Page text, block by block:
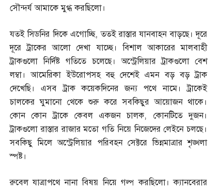
সৌন্দর্য আমাকে মুগ্ধ করছিলো।
যতই সিডনির দিকে এগোচ্ছি,ততই রাস্তার যানবাহন বাড়ছে। দূরে
দূরে ট্রাকের আলো দেখা যাচ্ছে। বিশাল আকারের মালবাহী
ট্রাকগুলো নির্দিষ্ট গতিতে চলেছে। অস্ট্রেলিয়ার ট্রাকগুলো বেশ
লম্বা। আমেরিকা ইউরোপসহ বহু দেশেই এমন বড় বড় ট্রাক
দেখেছি। এসব ট্রাক কয়েকদিনের জন্য পথে নামে। ট্রাকেই
চালকের ঘুমানো থেকে শুরু করে সবকিছুর আয়োজন থাকে।
কোন কোন ট্রাকে কেবল একজন চালক, কোনটিতে দুজন।
ট্রাকগুলো রাস্তার রাজার মতো গতি নিয়ে নিজেদের লেইনে চলছে।
সবকিছু মিলে অস্ট্রেলিয়ার পরিবহন সেক্টরে ভিন্নমাত্রার শৃঙ্খলা
স্পষ্ট।
রুবেল যাত্রাপথে নানা বিষয় নিয়ে গল্প করছিলো। ক্যানবেরার